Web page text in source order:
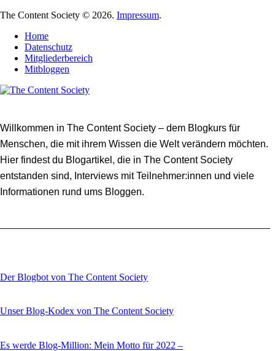
The Content Society © 2026. Impressum.
Home
Datenschutz
Mitgliederbereich
Mitbloggen
Willkommen in The Content Society – dem Blogkurs für
Menschen, die mit ihrem Wissen die Welt verändern möchten.
Hier findest du Blogartikel, die in The Content Society
entstanden sind, Interviews mit Teilnehmer:innen und viele
Informationen rund ums Bloggen.
Der Blogbot von The Content Society
Unser Blog-Kodex von The Content Society
Es werde Blog-Million: Mein Motto für 2022 –